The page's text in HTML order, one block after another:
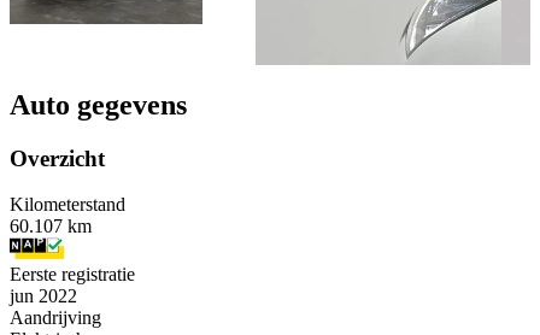
Auto gegevens
Overzicht
Kilometerstand
60.107 km
Eerste registratie
jun 2022
Aandrijving